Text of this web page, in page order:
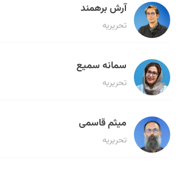
آرش برهمند
تحریریه
سمانه سمیع
تحریریه
میثم قاسمی
تحریریه